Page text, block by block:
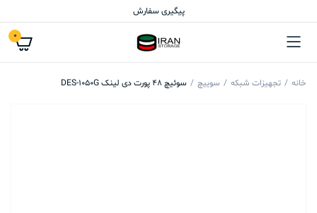
پیگیری سفارش
0
خانه تجهیزات شبکه سوییچ سوئیچ 48 پورت دی لینک DES-1050G